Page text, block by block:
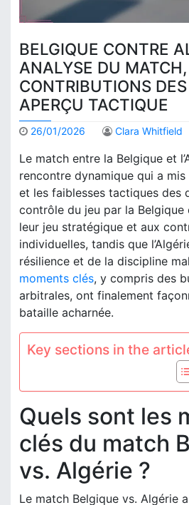
BELGIQUE CONTRE
ANALYSE DU MATCH,
CONTRIBUTIONS
APERÇU TACTIQUE
26/01/2026 Clara Whitfield
Le match entre la Belgique et
rencontre dynamique qui a
et les faiblesses tactiques des
contrôle du jeu par la
leur jeu stratégique et aux
individuelles, tandis que
résilience et de la discipline
moments clés, y compris des
arbitrales, ont finalement
bataille acharnée.
Key sections in the
Quels sont les
clés du match
vs. Algérie ?
Le match Belgique vs. Algérie